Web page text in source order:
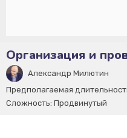
Организация и
Александр Милютин
Предполагаемая
Сложность: Продвинутый